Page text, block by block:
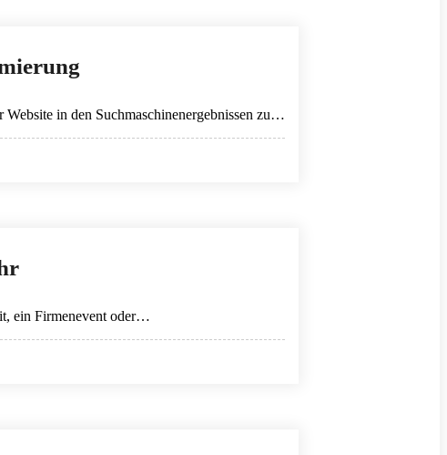
in den Suchmaschinenergebnissen zu…
ein Firmenevent oder…